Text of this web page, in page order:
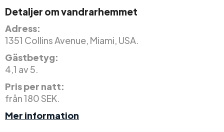
Detaljer om vandrarhemmet
Adress:
1351 Collins Avenue, Miami, USA.
Gästbetyg:
4,1 av 5.
Pris per natt:
från 180 SEK.
Mer information